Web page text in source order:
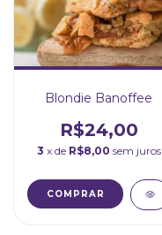
Blondie Banoffee
R$24,00
3 x de R$8,00 sem juros